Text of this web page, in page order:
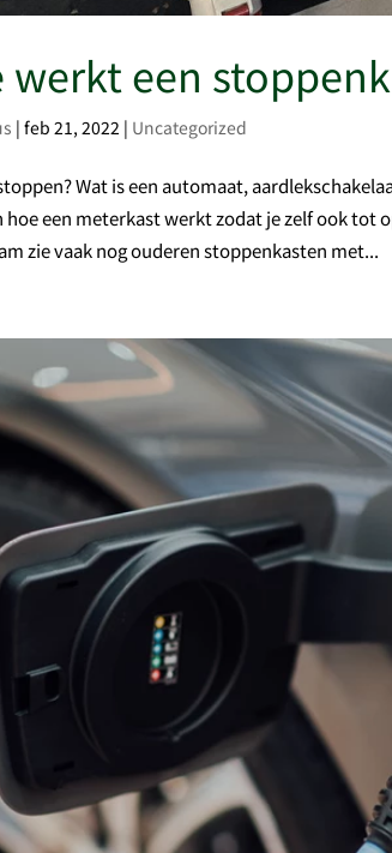
werkt een
|feb 21, 2022 | Uncategorized
Wat is een automaat,
hoe een meterkast werkt zodat je zelf ook tot
zie vaak nog ouderen stoppenkasten met...